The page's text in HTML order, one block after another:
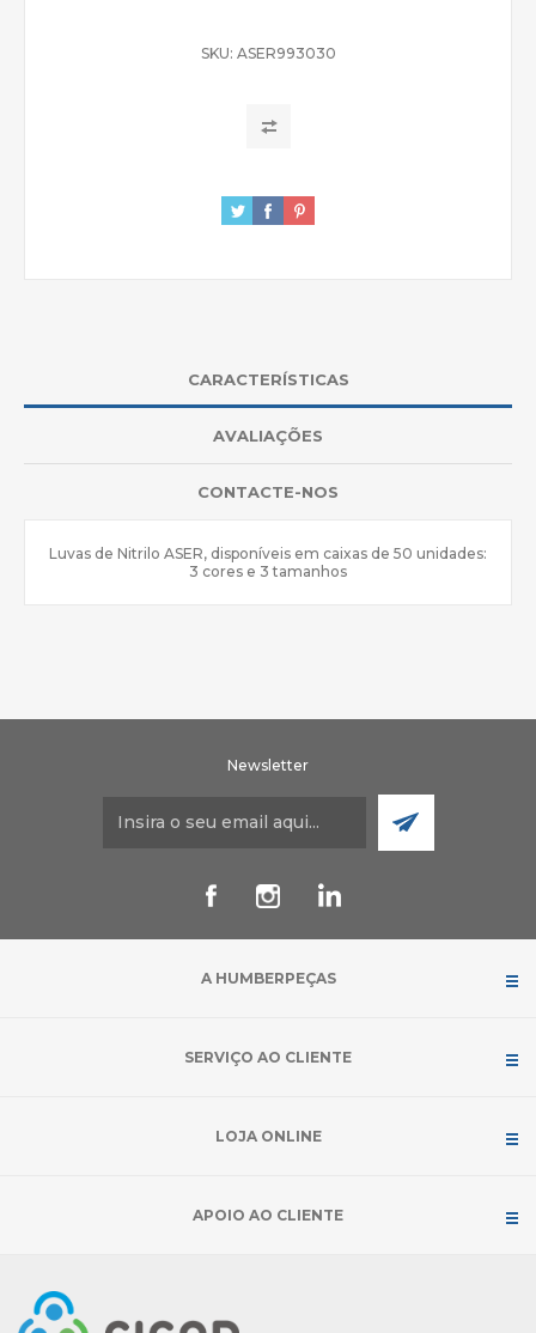
SKU: ASER993030
CARACTERÍSTICAS
AVALIAÇÕES
CONTACTE-NOS
Luvas de Nitrilo ASER, disponíveis em caixas de 50 unidades:
3 cores e 3 tamanhos
Newsletter
A HUMBERPEÇAS
SERVIÇO AO CLIENTE
LOJA ONLINE
APOIO AO CLIENTE